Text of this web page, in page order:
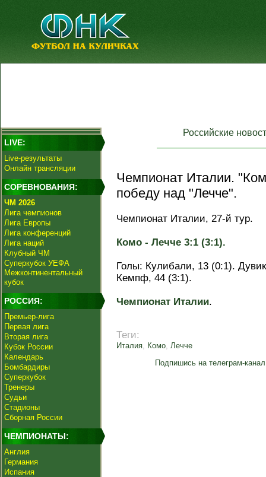
LIVE:
Live-результаты
Онлайн трансляции
СОРЕВНОВАНИЯ:
ЧМ 2026
Лига чемпионов
Лига Европы
Лига конференций
Лига наций
Клубный ЧМ
Суперкубок УЕФА
Межконтинентальный
кубок
РОССИЯ:
Премьер-лига
Первая лига
Вторая лига
Кубок России
Календарь
Бомбардиры
Суперкубок
Тренеры
Судьи
Стадионы
Сборная России
ЧЕМПИОНАТЫ:
Англия
Германия
Испания
Российские
Чемпионат Италии.
победу над "Лечче".
Чемпионат Италии, 27-й тур.
Комо - Лечче 3:1 (3:1).
Голы: Кулибали, 13 (0:1).
Кемпф, 44 (3:1).
Чемпионат Италии.
Теги:
Италия, Комо, Лечче
Подпишись на телеграм-